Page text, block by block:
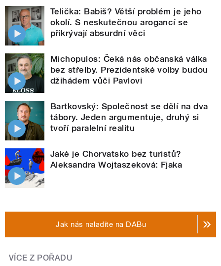
Telička: Babiš? Větší problém je jeho
okolí. S neskutečnou arogancí se
přikrývají absurdní věci
Michopulos: Čeká nás občanská válka
bez střelby. Prezidentské volby budou
džihádem vůči Pavlovi
Bartkovský: Společnost se dělí na dva
tábory. Jeden argumentuje, druhý si
tvoří paralelní realitu
Jaké je Chorvatsko bez turistů?
Aleksandra Wojtaszeková: Fjaka
Jak nás naladíte na DABu
VÍCE Z POŘADU